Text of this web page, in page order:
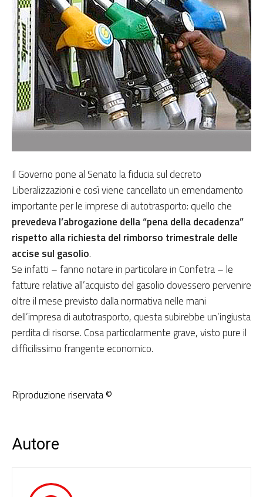
Il Governo pone al Senato la fiducia sul decreto
Liberalizzazioni e così viene cancellato un emendamento
importante per le imprese di autotrasporto: quello che
prevedeva l’abrogazione della “pena della decadenza”
rispetto alla richiesta del rimborso trimestrale delle
accise sul gasolio.
Se infatti – fanno notare in particolare in Confetra – le
fatture relative all’acquisto del gasolio dovessero pervenire
oltre il mese previsto dalla normativa nelle mani
dell’impresa di autotrasporto, questa subirebbe un’ingiusta
perdita di risorse. Cosa particolarmente grave, visto pure il
difficilissimo frangente economico.
Riproduzione riservata ©
Autore